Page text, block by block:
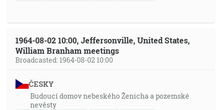
1964-08-02 10:00, Jeffersonville, United States,
William Branham meetings
Broadcasted: 1964-08-02 10:00
ČESKY
Budoucí domov nebeského Ženicha a pozemské
nevěsty